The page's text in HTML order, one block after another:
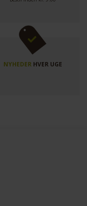
NYHEDERHVER UGE